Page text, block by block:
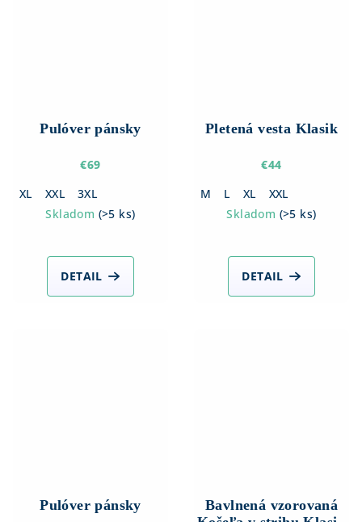
Pulóver pánsky
€69
XL
XXL
3XL
Skladom (>5 ks)
DETAIL
Pletená vesta Klasik
€44
M
L XL
XXL
Skladom (>5 ks)
DETAIL
Pulóver pánsky
Bavlnená vzorovaná